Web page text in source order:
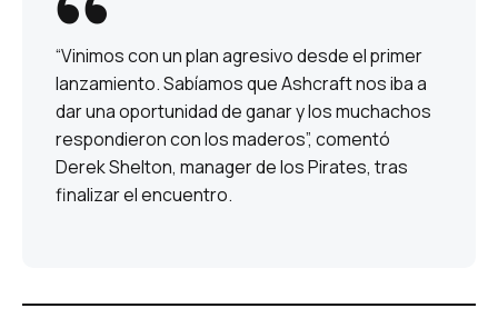
“Vinimos con un plan agresivo desde el primer
lanzamiento. Sabíamos que Ashcraft nos iba a
dar una oportunidad de ganar y los muchachos
respondieron con los maderos”, comentó
Derek Shelton, manager de los Pirates, tras
finalizar el encuentro.